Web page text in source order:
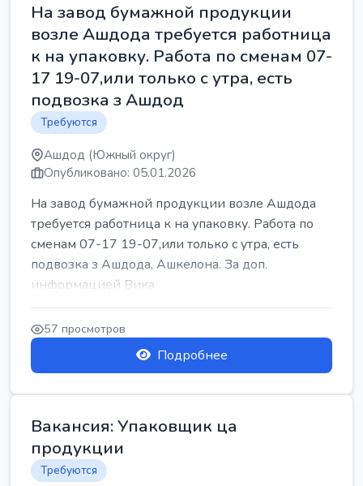
На завод бумажной продукции
возле Ашдода требуется работница
к на упаковку. Работа по сменам 07-
17 19-07,или только с утра, есть
подвозка з Ашдод
Требуются
Ашдод (Южный округ)
Опубликовано: 05.01.2026
На завод бумажной продукции возле Ашдода
требуется работница к на упаковку. Работа по
сменам 07-17 19-07,или только с утра, есть
подвозка з Ашдода, Ашкелона. За доп.
информацией Вика
57 просмотров
Подробнее
Вакансия: Упаковщик ца
продукции
Требуются